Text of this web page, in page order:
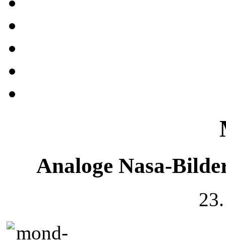
Analoge Nasa-